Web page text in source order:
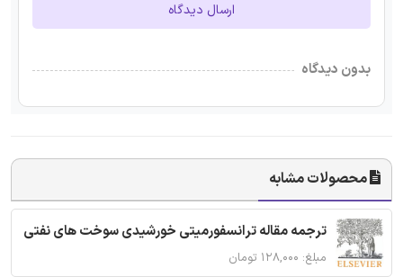
ارسال دیدگاه
بدون دیدگاه
محصولات مشابه
ترجمه مقاله ترانسفورمیتی خورشیدی سوخت های نفتی
مبلغ: ۱۲۸,۰۰۰ تومان